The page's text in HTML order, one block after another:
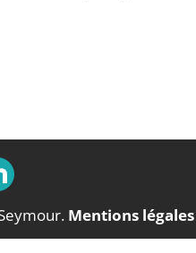
Mentions légales